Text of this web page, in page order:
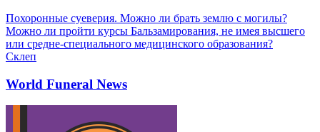
Похоронные суеверия. Можно ли брать землю с могилы?
Можно ли пройти курсы Бальзамирования, не имея высшего
или средне-специального медицинского образования?
Склеп
World Funeral News